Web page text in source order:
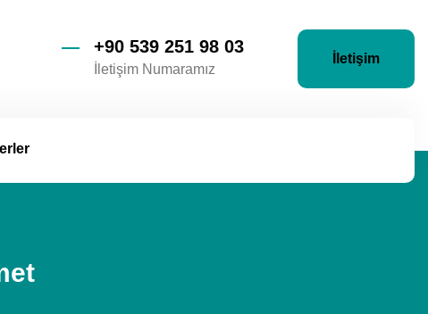
+90 539 251 98 03
İletişim Numaramız
İletişim